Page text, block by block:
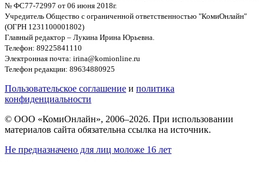
№ ФС77-72997 от 06 июня 2018г.
Учредитель Общество с ограниченной ответственностью "КомиОнлайн"
(ОГРН 1231100001802)
Главный редактор – Лукина Ирина Юрьевна.
Телефон: 89225841110
Электронная почта: irina@komionline.ru
Телефон редакции: 89634880925
Пользовательское соглашение и политика
конфиденциальности
© ООО «КомиОнлайн», 2006–2026. При использовании
материалов сайта обязательна ссылка на источник.
Не предназначено для лиц моложе 16 лет